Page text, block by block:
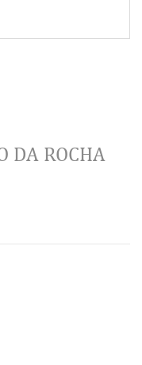
DA ROCHA